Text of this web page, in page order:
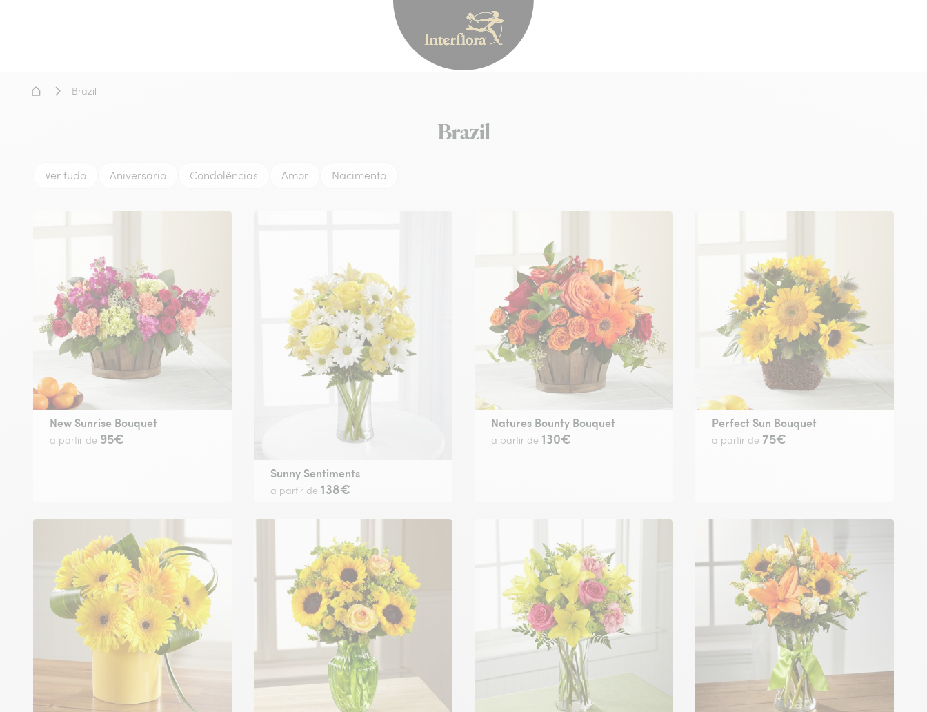
Home
Brazil
Brazil
Ver tudo Aniversário Condolências Amor Nacimento
New Sunrise Bouquet
a partir de 95€
Sunny Sentiments
a partir de 138€
Natures Bounty Bouquet
a partir de 130€
Perfect Sun Bouquet
a partir de 75€